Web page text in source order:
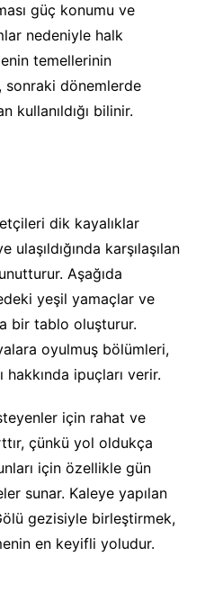
güç konumu ve
nedeniyle halk
temellerinin
sonraki dönemlerde
kullanıldığı bilinir.
dik kayalıklar
karşılaşılan
Aşağıda
yeşil yamaçlar ve
bir tablo oluşturur.
oyulmuş bölümleri,
hakkında ipuçları verir.
için rahat ve
çünkü yol oldukça
için özellikle gün
sunar. Kaleye yapılan
gezisiyle birleştirmek,
en keyifli yoludur.